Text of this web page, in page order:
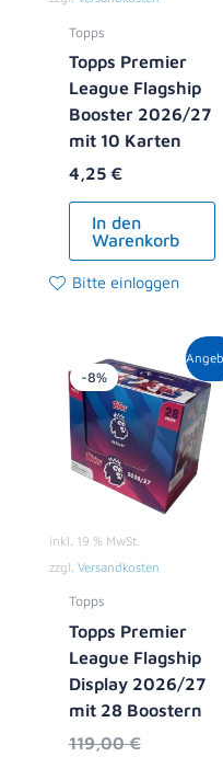
Topps
Topps Premier
League Flagship
Booster 2026/27
mit 10 Karten
4,25 €
In den
Warenkorb
Bitte einloggen
-8%
inkl. 19 % MwSt.
zzgl. Versandkosten
Topps
Topps Premier
League Flagship
Display 2026/27
mit 28 Boostern
119,00€
Preis
war:
119,00 €
Aktueller
Preis
ist:
108,99 €.